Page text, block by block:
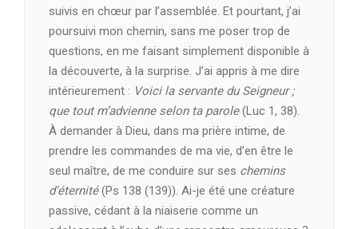
suivis en chœur par l’assemblée. Et pourtant, j’ai
poursuivi mon chemin, sans me poser trop de
questions, en me faisant simplement disponible à
la découverte, à la surprise. J’ai appris à me dire
intérieurement : Voici la servante du Seigneur ;
que tout m’advienne selon ta parole(Luc 1, 38).
À demander à Dieu, dans ma prière intime, de
prendre les commandes de ma vie, d’en être le
seul maître, de me conduire sur ses chemins
d’éternité(Ps 138 (139)). Ai-je été une créature
passive, cédant à la niaiserie comme un